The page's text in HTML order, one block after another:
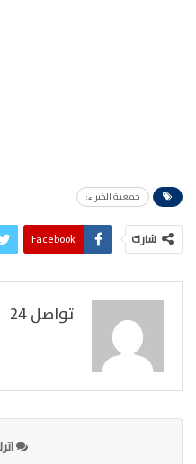
جمعية الخبراء:
شارك Facebook
تواصل 24